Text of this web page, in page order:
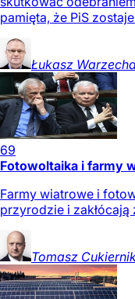
pamięta, że PiS zostaje
Łukasz
69
Fotowoltaika i farmy
Farmy wiatrowe i
przyrodzie i zakłócają
Tomasz